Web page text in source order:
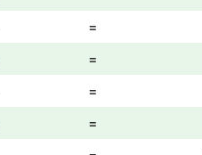
=
=
=
=